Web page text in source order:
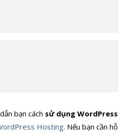
bạn cách sử dụng WordPress
Hosting. Nếu bạn cần hỗ